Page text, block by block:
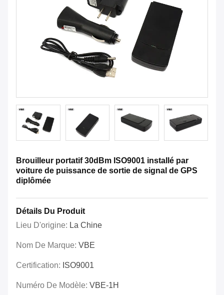
Brouilleur portatif 30dBm ISO9001 installé par
voiture de puissance de sortie de signal de GPS
diplômée
Détails Du Produit
Lieu D'origine: La Chine
Nom De Marque: VBE
Certification: ISO9001
Numéro De Modèle: VBE-1H